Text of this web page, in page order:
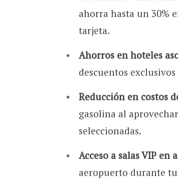
ahorra hasta un 30%
tarjeta.
Ahorros en hoteles
descuentos
Reducción en costos
gasolina al
seleccionadas.
Acceso a salas VIP en
aeropuerto durante